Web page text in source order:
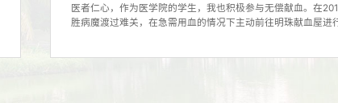
医者仁心，作为医学院的学生，我也积极参与无偿献血。在
胜病魔渡过难关，在急需用血的情况下主动前往明珠献血屋进